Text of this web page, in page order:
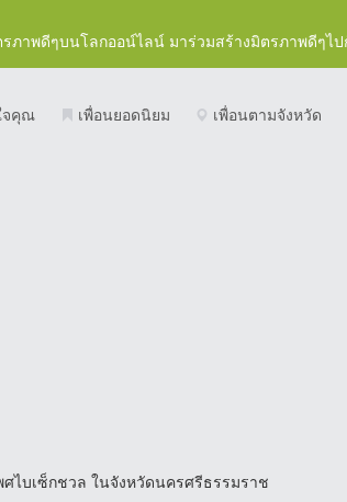
ภาพดีๆบนโลกออน์ไลน์ มาร่วมสร้างมิตรภาพดีๆไป
จคุณ เพื่อนยอดนิยม เพื่อนตามจังหวัด
ศไบเซ็กชวล ในจังหวัดนครศรีธรรมราช